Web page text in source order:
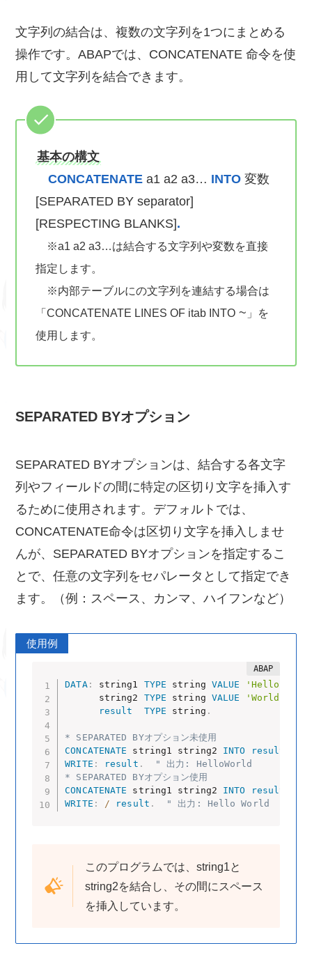
文字列の結合は、複数の文字列を1つにまとめる
操作です。ABAPでは、CONCATENATE 命令を使
用して文字列を結合できます。
基本の構文
CONCATENATE a1 a2 a3… INTO 変数
[SEPARATED BY separator]
[RESPECTING BLANKS].
※a1 a2 a3…は結合する文字列や変数を直接
指定します。
※内部テーブルにの文字列を連結する場合は
「CONCATENATE LINES OF itab INTO ~ 」を
使用します。
SEPARATED BYオプション
SEPARATED BYオプションは、結合する各文字
列やフィールドの間に特定の区切り文字を挿入す
るために使用されます。デフォルトでは、
CONCATENATE命令は区切り文字を挿入しませ
んが、SEPARATED BYオプションを指定するこ
とで、任意の文字列をセパレータとして指定でき
ます。（例：スペース、カンマ、ハイフンなど）
使用例
DATA: string1 TYPE string VALUE 'Hello'
      string2
TYPE string VALUE 'World'
result
TYPE string .
* SEPARATED BYオプション未使用
CONCATENATE string1 string2 INTO result
WRITE : result .
" 出力: HelloWorld
* SEPARATED BYオプション使用
CONCATENATE string1 string2 INTO result
WRITE : / result . " 出力: Hello World
このプログラムでは、string1と
string2を結合し、その間にスペース
を挿入しています。